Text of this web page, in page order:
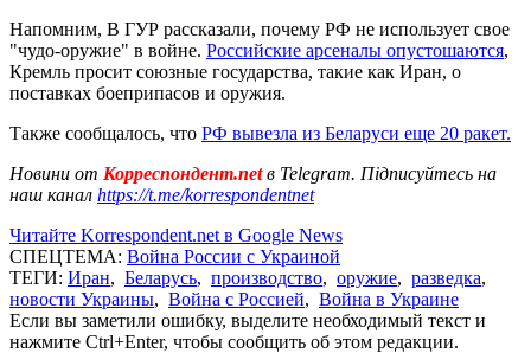
Напомним, В ГУР рассказали, почему РФ не использует свое
"чудо-оружие" в войне. Российские арсеналы опустошаются,
Кремль просит союзные государства, такие как Иран, о
поставках боеприпасов и оружия.
Также сообщалось, что РФ вывезла из Беларуси еще 20 ракет.
Новини от Корреспондент.netв Telegram. Підписуйтесь на
наш канал https://t.me/korrespondentnet
Читайте Korrespondent.net в Google News
СПЕЦТЕМА: Война России с Украиной
ТЕГИ: Иран, Беларусь, производство, оружие, разведка,
новости Украины, Война с Россией, Война в Украине
Если вы заметили ошибку, выделите необходимый текст и
нажмите Ctrl+Enter, чтобы сообщить об этом редакции.